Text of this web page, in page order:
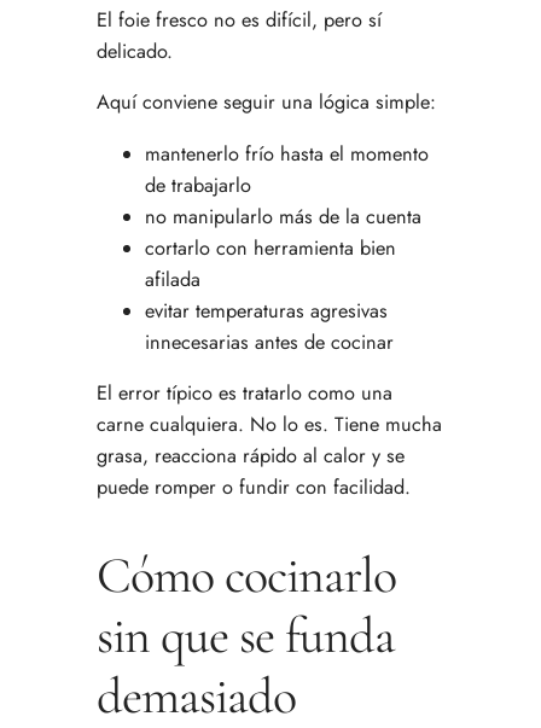
El foie fresco no es difícil, pero sí
delicado.
Aquí conviene seguir una lógica simple:
mantenerlo frío hasta el momento
de trabajarlo
no manipularlo más de la cuenta
cortarlo con herramienta bien
afilada
evitar temperaturas agresivas
innecesarias antes de cocinar
El error típico es tratarlo como una
carne cualquiera. No lo es. Tiene mucha
grasa, reacciona rápido al calor y se
puede romper o fundir con facilidad.
Cómo cocinarlo
sin que se funda
demasiado